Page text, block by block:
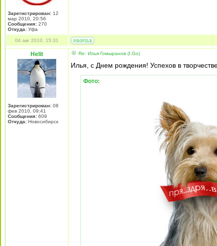
Зарегистрирован: 12
мар 2010, 20:56
Сообщения: 270
Откуда: Уфа
04 авг 2010, 15:31
Helit
Зарегистрирован: 08
фев 2010, 09:41
Сообщения: 609
Откуда: Новосибирск
Re: Илья Гомыранов (I.Go)
Илья, с Днем рождения! Успехов в
Фото: